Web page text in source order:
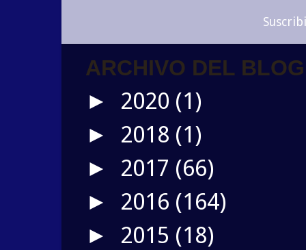
ARCHIVO DEL BLOG
► 2020 (1)
► 2018 (1)
► 2017 (66)
► 2016 (164)
► 2015 (18)